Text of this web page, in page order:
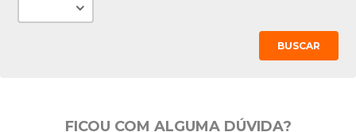
BUSCAR
FICOU COM ALGUMA DÚVIDA?